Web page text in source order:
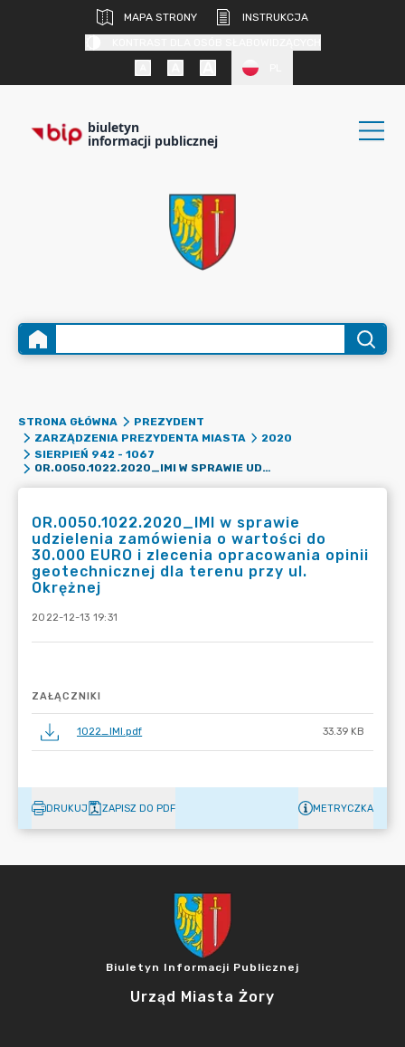
MAPA STRONY
INSTRUKCJA
biuletyn
informacji publicznej
STRONA GŁÓWNA
PREZYDENT
ZARZĄDZENIA PREZYDENTA MIASTA
2020
SIERPIEŃ 942 - 1067
OR.0050.1022.2020_IMI W SPRAWIE UDZIELENIA ZAMÓWIENIA O WARTOŚCI DO 30.000 EURO I ZLECENIA OPRACOWANIA OPINII GEOTECHNICZNEJ DLA TERENU PRZY UL. OKRĘŻNEJ
OR.0050.1022.2020_IMI w sprawie
udzielenia zamówienia o wartości do
30.000 EURO i zlecenia opracowania opinii
geotechnicznej dla terenu przy ul.
Okrężnej
2022-12-13 19:31
ZAŁĄCZNIKI
1022_IMI.pdf 33.39 KB
DRUKUJ ZAPISZ DO PDF METRYCZKA
Biuletyn Informacji Publicznej
Urząd Miasta Żory